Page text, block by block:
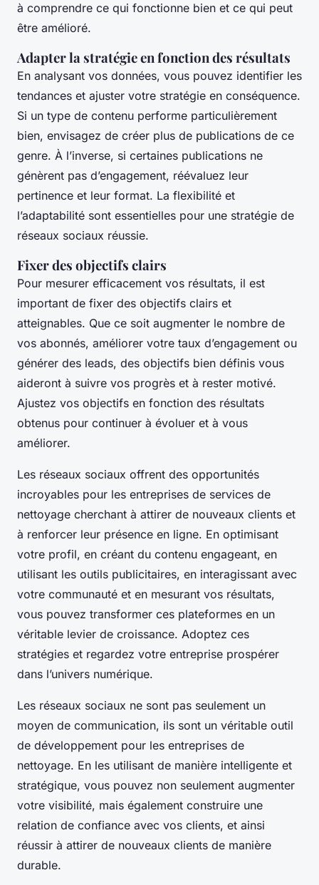
à comprendre ce qui fonctionne bien et ce qui peut
être amélioré.
Adapter la stratégie en fonction des résultats
En analysant vos données, vous pouvez identifier les
tendances et ajuster votre stratégie en conséquence.
Si un type de contenu performe particulièrement
bien, envisagez de créer plus de publications de ce
genre. À l’inverse, si certaines publications ne
génèrent pas d’engagement, réévaluez leur
pertinence et leur format. La flexibilité et
l’adaptabilité sont essentielles pour une stratégie de
réseaux sociaux réussie.
Fixer des objectifs clairs
Pour mesurer efficacement vos résultats, il est
important de fixer des objectifs clairs et
atteignables. Que ce soit augmenter le nombre de
vos abonnés, améliorer votre taux d’engagement ou
générer des leads, des objectifs bien définis vous
aideront à suivre vos progrès et à rester motivé.
Ajustez vos objectifs en fonction des résultats
obtenus pour continuer à évoluer et à vous
améliorer.
Les réseaux sociaux offrent des opportunités
incroyables pour les entreprises de services de
nettoyage cherchant à attirer de nouveaux clients et
à renforcer leur présence en ligne. En optimisant
votre profil, en créant du contenu engageant, en
utilisant les outils publicitaires, en interagissant avec
votre communauté et en mesurant vos résultats,
vous pouvez transformer ces plateformes en un
véritable levier de croissance. Adoptez ces
stratégies et regardez votre entreprise prospérer
dans l’univers numérique.
Les réseaux sociaux ne sont pas seulement un
moyen de communication, ils sont un véritable outil
de développement pour les entreprises de
nettoyage. En les utilisant de manière intelligente et
stratégique, vous pouvez non seulement augmenter
votre visibilité, mais également construire une
relation de confiance avec vos clients, et ainsi
réussir à attirer de nouveaux clients de manière
durable.